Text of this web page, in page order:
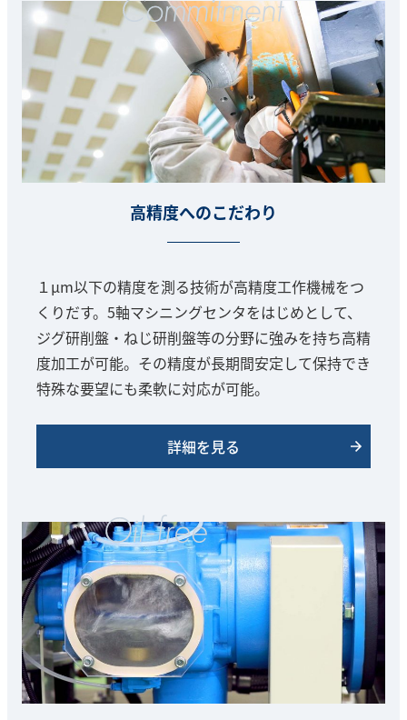
高精度へのこだわり
１μm以下の精度を測る技術が高精度工作機械をつ
くりだす。5軸マシニングセンタをはじめとして、
ジグ研削盤・ねじ研削盤等の分野に強みを持ち高精
度加工が可能。その精度が長期間安定して保持でき
特殊な要望にも柔軟に対応が可能。
詳細を見る